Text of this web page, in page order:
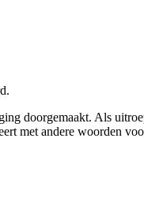
doorgemaakt. Als
met andere